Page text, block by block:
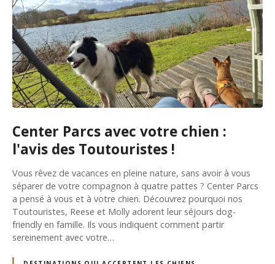
Center Parcs avec votre chien :
l'avis des Toutouristes !
Vous rêvez de vacances en pleine nature, sans avoir à vous
séparer de votre compagnon à quatre pattes ? Center Parcs
a pensé à vous et à votre chien. Découvrez pourquoi nos
Toutouristes, Reese et Molly adorent leur séjours dog-
friendly en famille. Ils vous indiquent comment partir
sereinement avec votre…